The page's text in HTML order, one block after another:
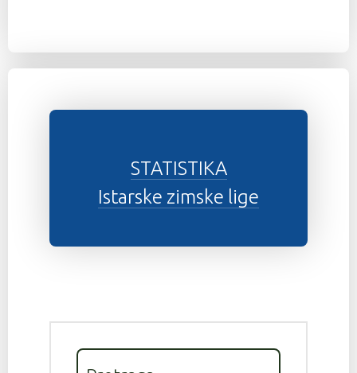
STATISTIKA
Istarske zimske lige